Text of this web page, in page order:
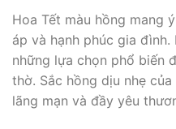
Hoa Tết màu hồng mang
áp và hạnh phúc gia
những lựa chọn phổ biến
thờ. Sắc hồng dịu nhẹ
lãng mạn và đầy yêu